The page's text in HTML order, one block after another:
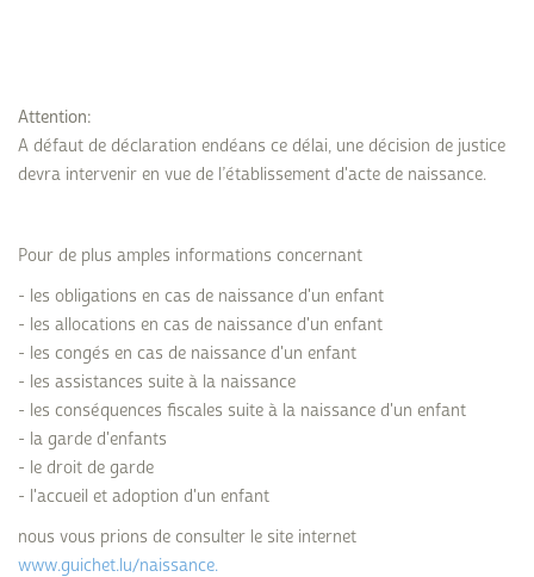
Attention:
A défaut de déclaration endéans ce délai, une décision de justice
devra intervenir en vue de l’établissement d'acte de naissance.
Pour de plus amples informations concernant
- les obligations en cas de naissance d'un enfant
- les allocations en cas de naissance d'un enfant
- les congés en cas de naissance d'un enfant
- les assistances suite à la naissance
- les conséquences fiscales suite à la naissance d'un enfant
- la garde d'enfants
- le droit de garde
- l'accueil et adoption d'un enfant
nous vous prions de consulter le site internet
www.guichet.lu/naissance.